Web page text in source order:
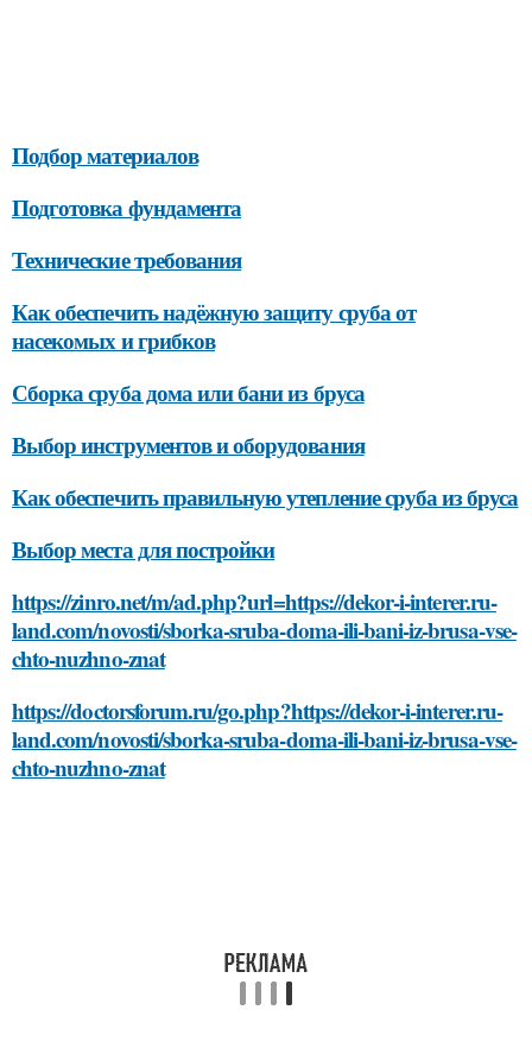
Подбор материалов
Подготовка фундамента
Технические требования
Как обеспечить надёжную защиту сруба от
насекомых и грибков
Сборка сруба дома или бани из бруса
Выбор инструментов и оборудования
Как обеспечить правильную утепление сруба из бруса
Выбор места для постройки
https://zinro.net/m/ad.php?url=https://dekor-i-interer.ru-
land.com/novosti/sborka-sruba-doma-ili-bani-iz-brusa-vse-
chto-nuzhno-znat
https://doctorsforum.ru/go.php?https://dekor-i-interer.ru-
land.com/novosti/sborka-sruba-doma-ili-bani-iz-brusa-vse-
chto-nuzhno-znat